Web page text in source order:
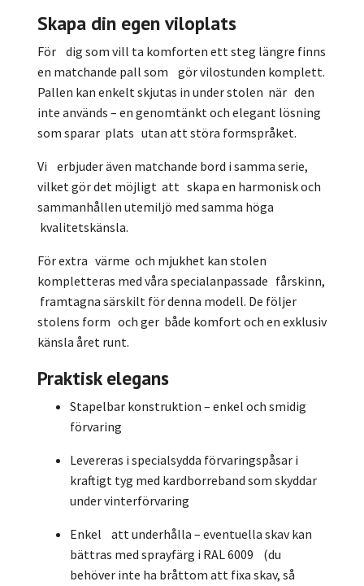
Skapa din egen viloplats
För dig som vill ta komforten ett steg längre finns
en matchande pall som gör vilostunden komplett.
Pallen kan enkelt skjutas in under stolen när den
inte används – en genomtänkt och elegant lösning
som sparar plats utan att störa formspråket.
Vi erbjuder även matchande bord i samma serie,
vilket gör det möjligt att skapa en harmonisk och
sammanhållen utemiljö med samma höga
kvalitetskänsla.
För extra värme och mjukhet kan stolen
kompletteras med våra specialanpassade fårskinn,
framtagna särskilt för denna modell. De följer
stolens form och ger både komfort och en exklusiv
känsla året runt.
Praktisk elegans
Stapelbar konstruktion – enkel och smidig
förvaring
Levereras i specialsydda förvaringspåsar i
kraftigt tyg med kardborreband som skyddar
under vinterförvaring
Enkel att underhålla – eventuella skav kan
bättras med sprayfärg i RAL 6009 (du
behöver inte ha bråttom att fixa skav, så